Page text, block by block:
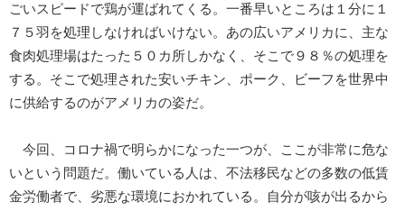
ごいスピードで鶏が運ばれてくる。一番早いところは１分に１
７５羽を処理しなければいけない。あの広いアメリカに、主な
食肉処理場はたった５０カ所しかなく、そこで９８％の処理を
する。そこで処理された安いチキン、ポーク、ビーフを世界中
に供給するのがアメリカの姿だ。
今回、コロナ禍で明らかになった一つが、ここが非常に危な
いという問題だ。働いている人は、不法移民などの多数の低賃
金労働者で、劣悪な環境におかれている。自分が咳が出るから